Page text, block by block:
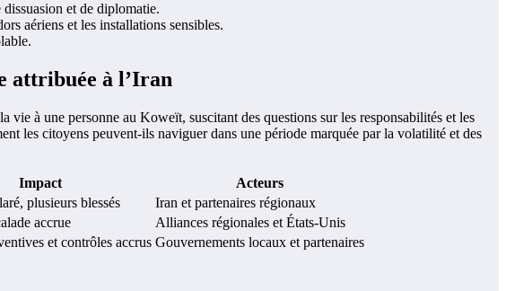
et de diplomatie.
aériens et les installations sensibles.
attribuée à l’Iran
à une personne au Koweït, suscitant des questions sur les responsabilités et les
les citoyens peuvent-ils naviguer dans une période marquée par la volatilité et des
Impact
Acteurs
plusieurs blessés
Iran et partenaires régionaux
accrue
Alliances régionales et États-Unis
et contrôles accrus Gouvernements locaux et partenaires